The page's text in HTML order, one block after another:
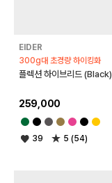
EIDER
300g대 초경량 하이킹화
플렉션 하이브리드 (Black)
259,000
39 5 (54)